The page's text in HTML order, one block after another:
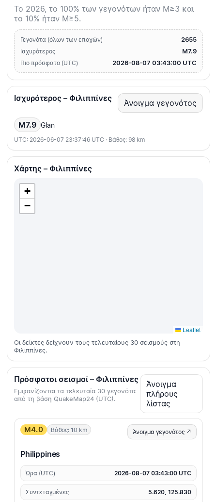
Το 2026, το 100% των γεγονότων ήταν M≥3 και
το 10% ήταν M≥5.
Γεγονότα (όλων των εποχών) 2655
Ισχυρότερος M7.9
Πιο πρόσφατο (UTC) 2026-08-07 03:43:00 UTC
Ισχυρότερος – Φιλιππίνες Άνοιγμα γεγονότος
M7.9 Glan
UTC: 2026-06-07 23:37:46 UTC · Βάθος: 98 km
Χάρτης – Φιλιππίνες
+
−
Leaflet
Οι δείκτες δείχνουν τους τελευταίους 30 σεισμούς στη
Φιλιππίνες.
Πρόσφατοι σεισμοί – Φιλιππίνες
Εμφανίζονται τα τελευταία 30 γεγονότα
από τη βάση QuakeMap24 (UTC).
Άνοιγμα
πλήρους
λίστας
M4.0 Βάθος: 10 km Άνοιγμα γεγονότος ↗
Philippines
Ώρα (UTC) 2026-08-07 03:43:00 UTC
Συντεταγμένες 5.620, 125.830